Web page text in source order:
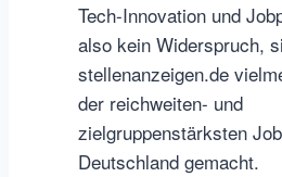
Tech-Innovation und
also kein Widerspruch,
stellenanzeigen.de
der reichweiten- und
zielgruppenstärksten
Deutschland gemacht.